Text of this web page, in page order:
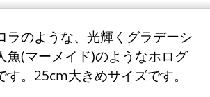
ラのような、光輝くグラデーシ
魚(マーメイド)のようなホログ
す。25cm大きめサイズです。